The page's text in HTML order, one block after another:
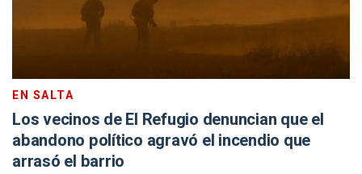
EN SALTA
Los vecinos de El Refugio denuncian que el
abandono político agravó el incendio que
arrasó el barrio